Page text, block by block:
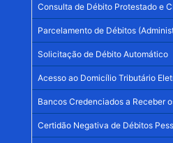
Consulta de Débito Protestado e
Parcelamento de Débitos
Solicitação de Débito Automático
Acesso ao Domicílio Tributário
Bancos Credenciados a Receber
Certidão Negativa de Débitos